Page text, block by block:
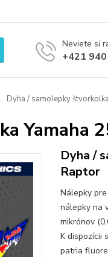
Neviete si
+421
Dyha / samolepky
Yamaha
Dyha /
Raptor
Nálepky
nálepky na
mikrónov
K dispozícii
patria